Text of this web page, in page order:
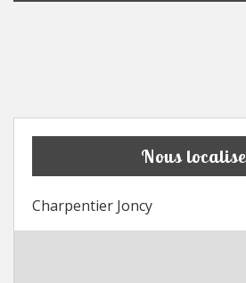
Nous
Charpentier Joncy